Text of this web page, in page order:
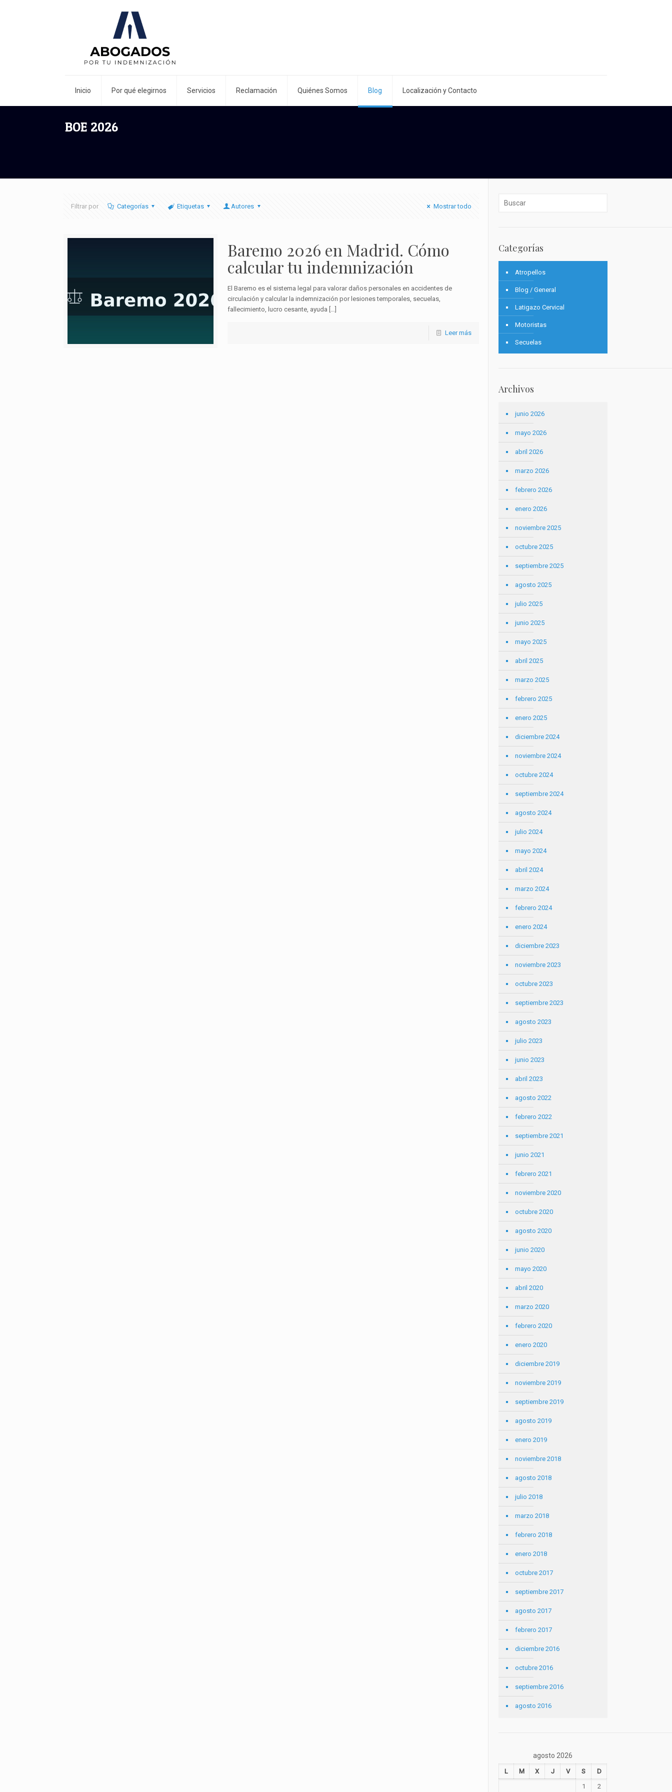
Inicio Por qué elegirnos Servicios Reclamación Quiénes Somos Blog Localización y Contacto
BOE 2026
Filtrar por Categorías Etiquetas Autores Mostrar todo
Baremo 2026 en Madrid. Cómo
calcular tu indemnización
El Baremo es el sistema legal para valorar daños personales en accidentes de
circulación y calcular la indemnización por lesiones temporales, secuelas,
fallecimiento, lucro cesante, ayuda […]
Leer más
Categorías
Atropellos
Blog / General
Latigazo Cervical
Motoristas
Secuelas
Archivos
junio 2026
mayo 2026
abril 2026
marzo 2026
febrero 2026
enero 2026
noviembre 2025
octubre 2025
septiembre 2025
agosto 2025
julio 2025
junio 2025
mayo 2025
abril 2025
marzo 2025
febrero 2025
enero 2025
diciembre 2024
noviembre 2024
octubre 2024
septiembre 2024
agosto 2024
julio 2024
mayo 2024
abril 2024
marzo 2024
febrero 2024
enero 2024
diciembre 2023
noviembre 2023
octubre 2023
septiembre 2023
agosto 2023
julio 2023
junio 2023
abril 2023
agosto 2022
febrero 2022
septiembre 2021
junio 2021
febrero 2021
noviembre 2020
octubre 2020
agosto 2020
junio 2020
mayo 2020
abril 2020
marzo 2020
febrero 2020
enero 2020
diciembre 2019
noviembre 2019
septiembre 2019
agosto 2019
enero 2019
noviembre 2018
agosto 2018
julio 2018
marzo 2018
febrero 2018
enero 2018
octubre 2017
septiembre 2017
agosto 2017
febrero 2017
diciembre 2016
octubre 2016
septiembre 2016
agosto 2016
agosto 2026
L M X J V S
D
1
2